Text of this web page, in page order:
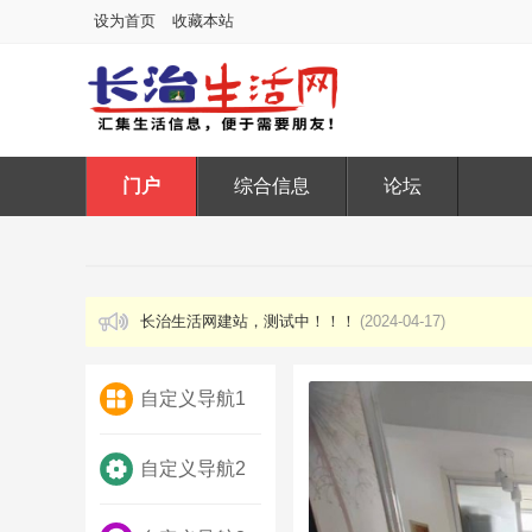
设为首页 收藏本站
门户 综合信息 论坛
长治生活网建站，测试中！！！ (2024-04-17)
自定义导航1
自定义导航2